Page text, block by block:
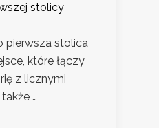
stolicy
pierwsza stolica
które łączy
z licznymi
…